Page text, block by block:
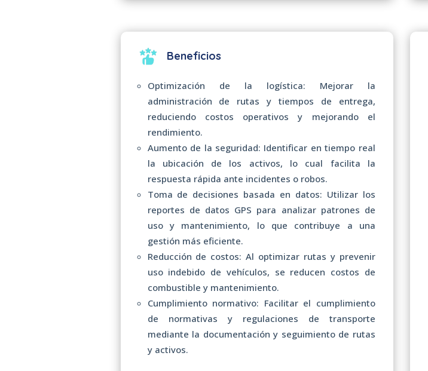
Beneficios
Optimización de la logística: Mejorar la
administración de rutas y tiempos de entrega,
reduciendo costos operativos y mejorando el
rendimiento.
Aumento de la seguridad: Identificar en tiempo real
la ubicación de los activos, lo cual facilita la
respuesta rápida ante incidentes o robos.
Toma de decisiones basada en datos: Utilizar los
reportes de datos GPS para analizar patrones de
uso y mantenimiento, lo que contribuye a una
gestión más eficiente.
Reducción de costos: Al optimizar rutas y prevenir
uso indebido de vehículos, se reducen costos de
combustible y mantenimiento.
Cumplimiento normativo: Facilitar el cumplimiento
de normativas y regulaciones de transporte
mediante la documentación y seguimiento de rutas
y activos.